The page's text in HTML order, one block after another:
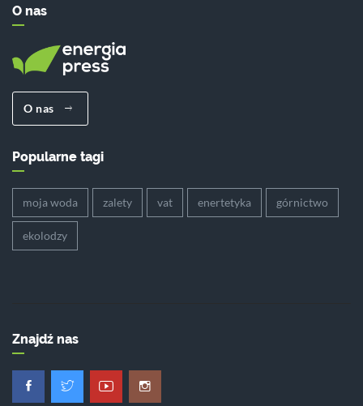
O nas
O nas
Popularne tagi
moja woda zalety vat enertetyka górnictwo
ekolodzy
Znajdź nas